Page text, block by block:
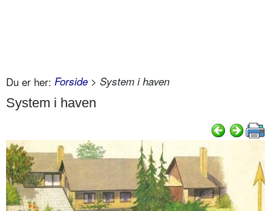
Du er her: Forside > System i haven
System i haven